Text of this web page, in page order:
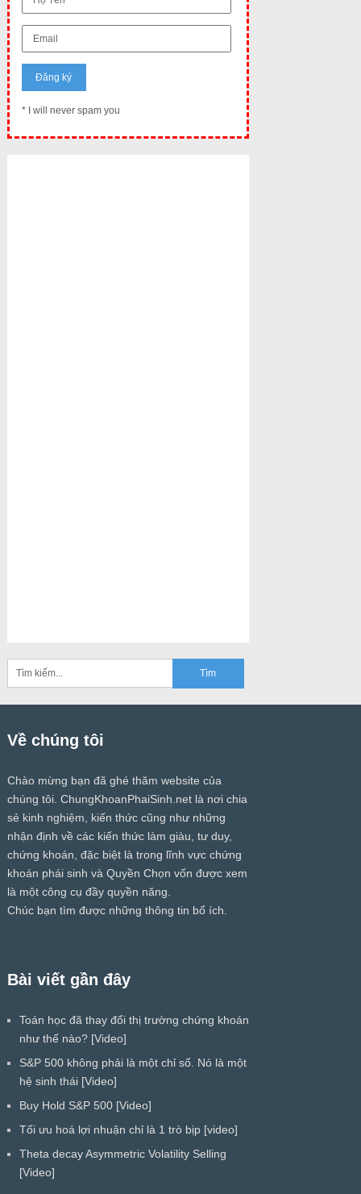
* I will never spam you
Về chúng tôi
Chào mừng bạn đã ghé thăm website của
chúng tôi. ChungKhoanPhaiSinh.netlà nơi chia
sẻ kinh nghiệm, kiến thức cũng như những
nhận định về các kiến thức làm giàu, tư duy,
chứng khoán, đặc biệt là trong lĩnh vực chứng
khoán phái sinh và Quyền Chọn vốn được xem
là một công cụ đầy quyền năng.
Chúc bạn tìm được những thông tin bổ ích.
Bài viết gần đây
Toán học đã thay đổi thị trường chứng khoán
như thế nào? [Video]
S&P 500 không phải là một chỉ số. Nó là một
hệ sinh thái [Video]
Buy Hold S&P 500 [Video]
Tối ưu hoá lợi nhuận chỉ là 1 trò bịp [video]
Theta decay Asymmetric Volatility Selling
[Video]